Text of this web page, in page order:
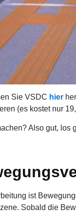
Sie VSDC hier
(es kostet nur
Also gut, los
ist
Sobald die